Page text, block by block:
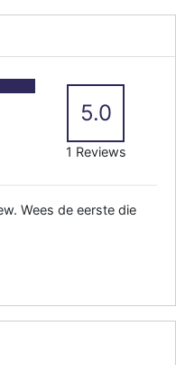
5.0
1 Reviews
Wees de eerste die